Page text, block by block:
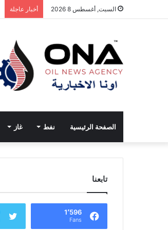
السبت, أغسطس 8 2026 أخبار عاجلة
الصفحة الرئيسية نفط غاز
تابعنا
1٬596
Fans